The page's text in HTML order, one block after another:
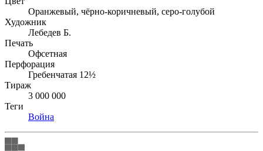
Оранжевый, чёрно-коричневый, серо-голубой
Художник
Лебедев Б.
Печать
Офсетная
Перфорация
Гребенчатая 12½
Тираж
3 000 000
Теги
Война